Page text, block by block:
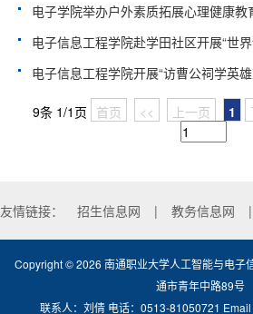
9条 1/1页 首页 << 上一页 1
友情链接： 招生信息网 | 教务信息网 |
Copyright ©2026 南通职业大学人工智能与电子
通市青年中路89号
联系人：刘倩 电话：0513-81050721